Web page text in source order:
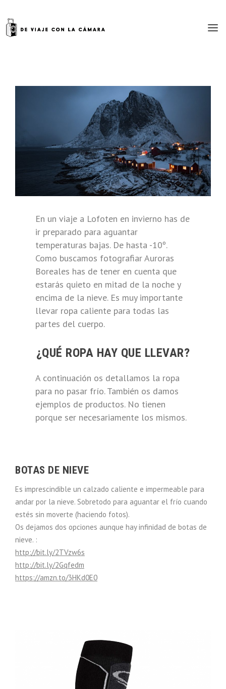
En un viaje a Lofoten en invierno has de
ir preparado para aguantar
temperaturas bajas. De hasta -10º.
Como buscamos fotografiar Auroras
Boreales has de tener en cuenta que
estarás quieto en mitad de la noche y
encima de la nieve. Es muy importante
llevar ropa caliente para todas las
partes del cuerpo.
¿QUÉ ROPA HAY QUE LLEVAR?
A continuación os detallamos la ropa
para no pasar frío. También os damos
ejemplos de productos. No tienen
porque ser necesariamente los mismos.
BOTAS DE NIEVE
Es imprescindible un calzado caliente e impermeable para
andar por la nieve. Sobretodo para aguantar el frío cuando
estés sin moverte (haciendo fotos).
Os dejamos dos opciones aunque hay infinidad de botas de
nieve. :
http://bit.ly/2TVzw6s
http://bit.ly/2Gqfedm
https://amzn.to/3HKd0E0